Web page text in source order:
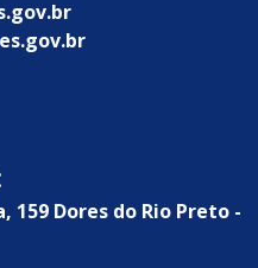
159 Dores do Rio Preto -